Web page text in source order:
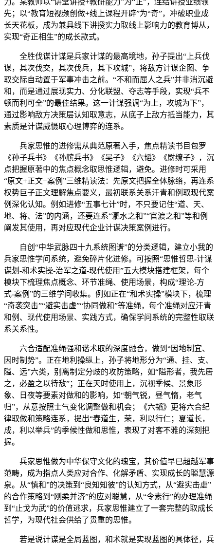
力。某教师以“讲堂讲授+教研能力”为“正”，连结讲授业绩领
先；以“教育短视频创做+线上课程开辟”为“奇”，冲破职业成
长天花板，成为兼具线下讲授实力取线上影响力的教育博从，
实现“奇正相生”的成长款式。
全胜伐谋计谋是兵家计谋的最高境地，孙子提出“上兵伐
谋，其次伐交，其次伐兵，其下攻城”，将敌方计谋企图、争
取交际自动置于军事冲击之前。“不和而屈人之兵”并非消沉避
和，而是通过展现实力、分化联盟、夺志等手段，实现“兵不
顿而利可全”的最佳结果。这一计谋强调“为上，攻城为下”，
通过影响敌方决策层认知取意志，从底子上敌方抵当能力，其
素质是计谋威慑取心理博弈的连系。
兵家思惟的进修需从典范原著入手，焦点精读书目包罗
《孙子兵书》《孙膑兵书》《吴子》《六韬》《尉缭子》，沉
点把握原著中的焦点概念取思惟逻辑，避免。进修时可采用
“原文+正文+案例”三维精读法：先原文把握全体脉络，再连系
权势巨子正文理解焦点要义，最初联系关系汗青和例取现代案
例深化认知。例如进修“五事七计”时，不只要记住“道、天、
地、将、法”的内涵，还要连系“淝水之和”“官渡之和”等和例
阐发其使用，再对应现代企业计谋决策案例进行。
自创“中华武脉四十九系统图谱”的分类逻辑，建立小我的
兵家思惟学问系统，避免碎片化进修。可按照“思惟哲思-计谋
谋划-和术实操-治军之道-现代使用”五大模块搭建框架，每个
模块下梳理焦点概念、环节准绳、使用场景，构成“理论-方
式-案例”的三维学问收集。例如正在“和术实操”模块下，梳理
“奇袭突击”“避实击虚”“协同做和”等准绳，每个准绳对应汗青
和例、现代使用场景、实践方式，确保学问系统的完整性取联
系关系性。
六合适配准绳强和谐术取的深度融合，做到“因地制宜、
因时制势”。正在地利操纵上，孙子将地形分为“通、挂、支、
隘、远”六类，别离制定分歧的攻防策略，如“隘形者，我先居
之，必盈之以待敌”；正在天时使用上，沉视季候、景象形
象、日夜等要素对做和的影响，如“朝气锐，昼气惰，老气
归”，从意按照士气变化调整做和机会；《六韬》更将六合纪
律取做和策略连系，提出“春道生，荣，利以行仁；夏道长，
成，利以举兵”的季候性做和思惟，表现了对客不雅的深刻把
握。
兵家思惟做为中华保守文化的瑰宝，其价值早已超越军事
范畴，成为指点人类应对合作、化解矛盾、实现成长的聪慧源
泉。从“慎和”的决策到“良知知彼”的认知方式，从“避实击虚”
的合作策略到“刚柔并济”的应对聪慧，从“令素行”的办理准绳
到“止戈为武”的价值逃求，兵家思惟建立了一套完整的取成长
哲学，为现代社会供给了贵重的思惟。
若是说计谋是全局蓝图，和术就是实现蓝图的具体径，兵